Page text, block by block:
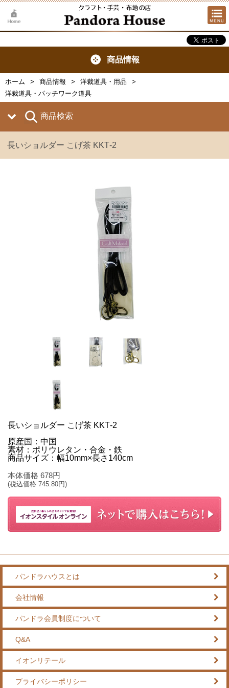
商品情報
ホーム 商品情報
洋裁道具・用品
洋裁道具・パッチワーク道具
商品検索
長いショルダー こげ茶 KKT‐2
長いショルダー こげ茶 KKT‐2
原産国：中国
素材：ポリウレタン・合金・鉄
商品サイズ：幅10mm×長さ140cm
本体価格 678円
(税込価格 745.80円)
パンドラハウスとは
会社情報
パンドラ会員制度について
Q&A
イオンリテール
プライバシーポリシー